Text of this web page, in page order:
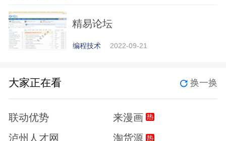
精易论坛
编程技术 2022-09-21
大家正在看 换一换
联动优势
来漫画
泸州人才网
淘货源